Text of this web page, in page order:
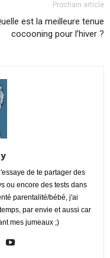
Prochain article
est la meilleure tenue
cocooning pour l’hiver ?
de te partager des
ou encore des tests dans
parentalité/bébé, j'ai
par envie et aussi car
mes jumeaux ;)